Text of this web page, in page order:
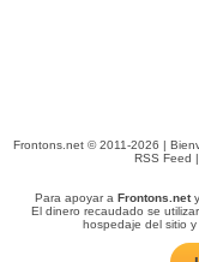
Frontons.net © 2011-2026 |
RSS Feed |
Para apoyar a Frontons.nety
El dinero recaudado se
hospedaje del sitio y